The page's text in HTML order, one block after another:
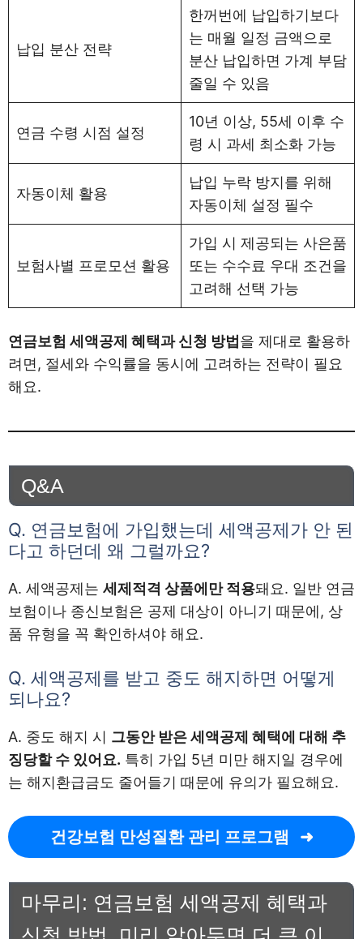
납입 분산 전략
한꺼번에 납입하기보다
는 매월 일정 금액으로
분산 납입하면 가계 부담
줄일 수 있음
연금 수령 시점 설정
10년 이상, 55세 이후 수
령 시 과세 최소화 가능
자동이체 활용
납입 누락 방지를 위해
자동이체 설정 필수
보험사별 프로모션 활용
가입 시 제공되는 사은품
또는 수수료 우대 조건을
고려해 선택 가능
연금보험 세액공제 혜택과 신청 방법 을 제대로 활용하
려면, 절세와 수익률을 동시에 고려하는 전략이 필요
해요.
Q&A
Q. 연금보험에 가입했는데 세액공제가 안 된
다고 하던데 왜 그럴까요?
A. 세액공제는 세제적격 상품에만 적용돼요. 일반 연금
보험이나 종신보험은 공제 대상이 아니기 때문에, 상
품 유형을 꼭 확인하셔야 해요.
Q. 세액공제를 받고 중도 해지하면 어떻게
되나요?
A. 중도 해지 시 그동안 받은 세액공제 혜택에 대해 추
징당할 수 있어요. 특히 가입 5년 미만 해지일 경우에
는 해지환급금도 줄어들기 때문에 유의가 필요해요.
건강보험 만성질환 관리 프로그램
마무리: 연금보험 세액공제 혜택과